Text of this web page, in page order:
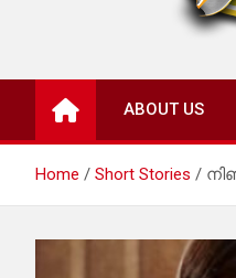
Mazhavil
ABOUT US
Home Short Stories